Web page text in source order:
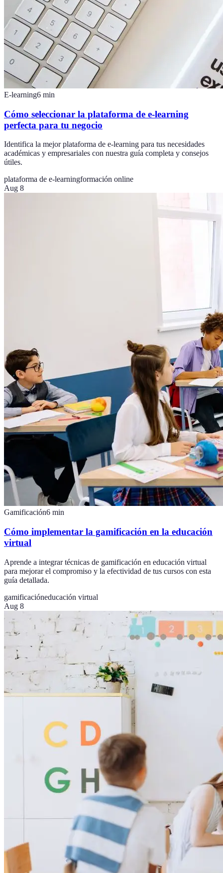
E-learning6 min
Cómo seleccionar la plataforma de e-learning
perfecta para tu negocio
Identifica la mejor plataforma de e-learning para tus necesidades
académicas y empresariales con nuestra guía completa y consejos
útiles.
plataforma de e-learningformación online
Aug 8
Gamificación6 min
Cómo implementar la gamificación en la educación
virtual
Aprende a integrar técnicas de gamificación en educación virtual
para mejorar el compromiso y la efectividad de tus cursos con esta
guía detallada.
gamificacióneducación virtual
Aug 8